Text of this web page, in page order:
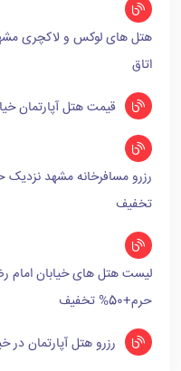
هتل های لوکس و لاکچری
اتاق
قیمت هتل آپارتمان
تخفیف
لیست هتل های خیابان امام
حرم+50% تخفیف
رزرو هتل آپارتمان در